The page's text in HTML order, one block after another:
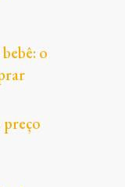
o
preço